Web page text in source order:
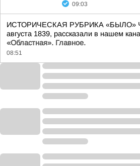
09:03
ИСТОРИЧЕСКАЯ РУБРИКА «БЫЛО»
августа 1839, рассказали в нашем
«Областная». Главное.
08:51